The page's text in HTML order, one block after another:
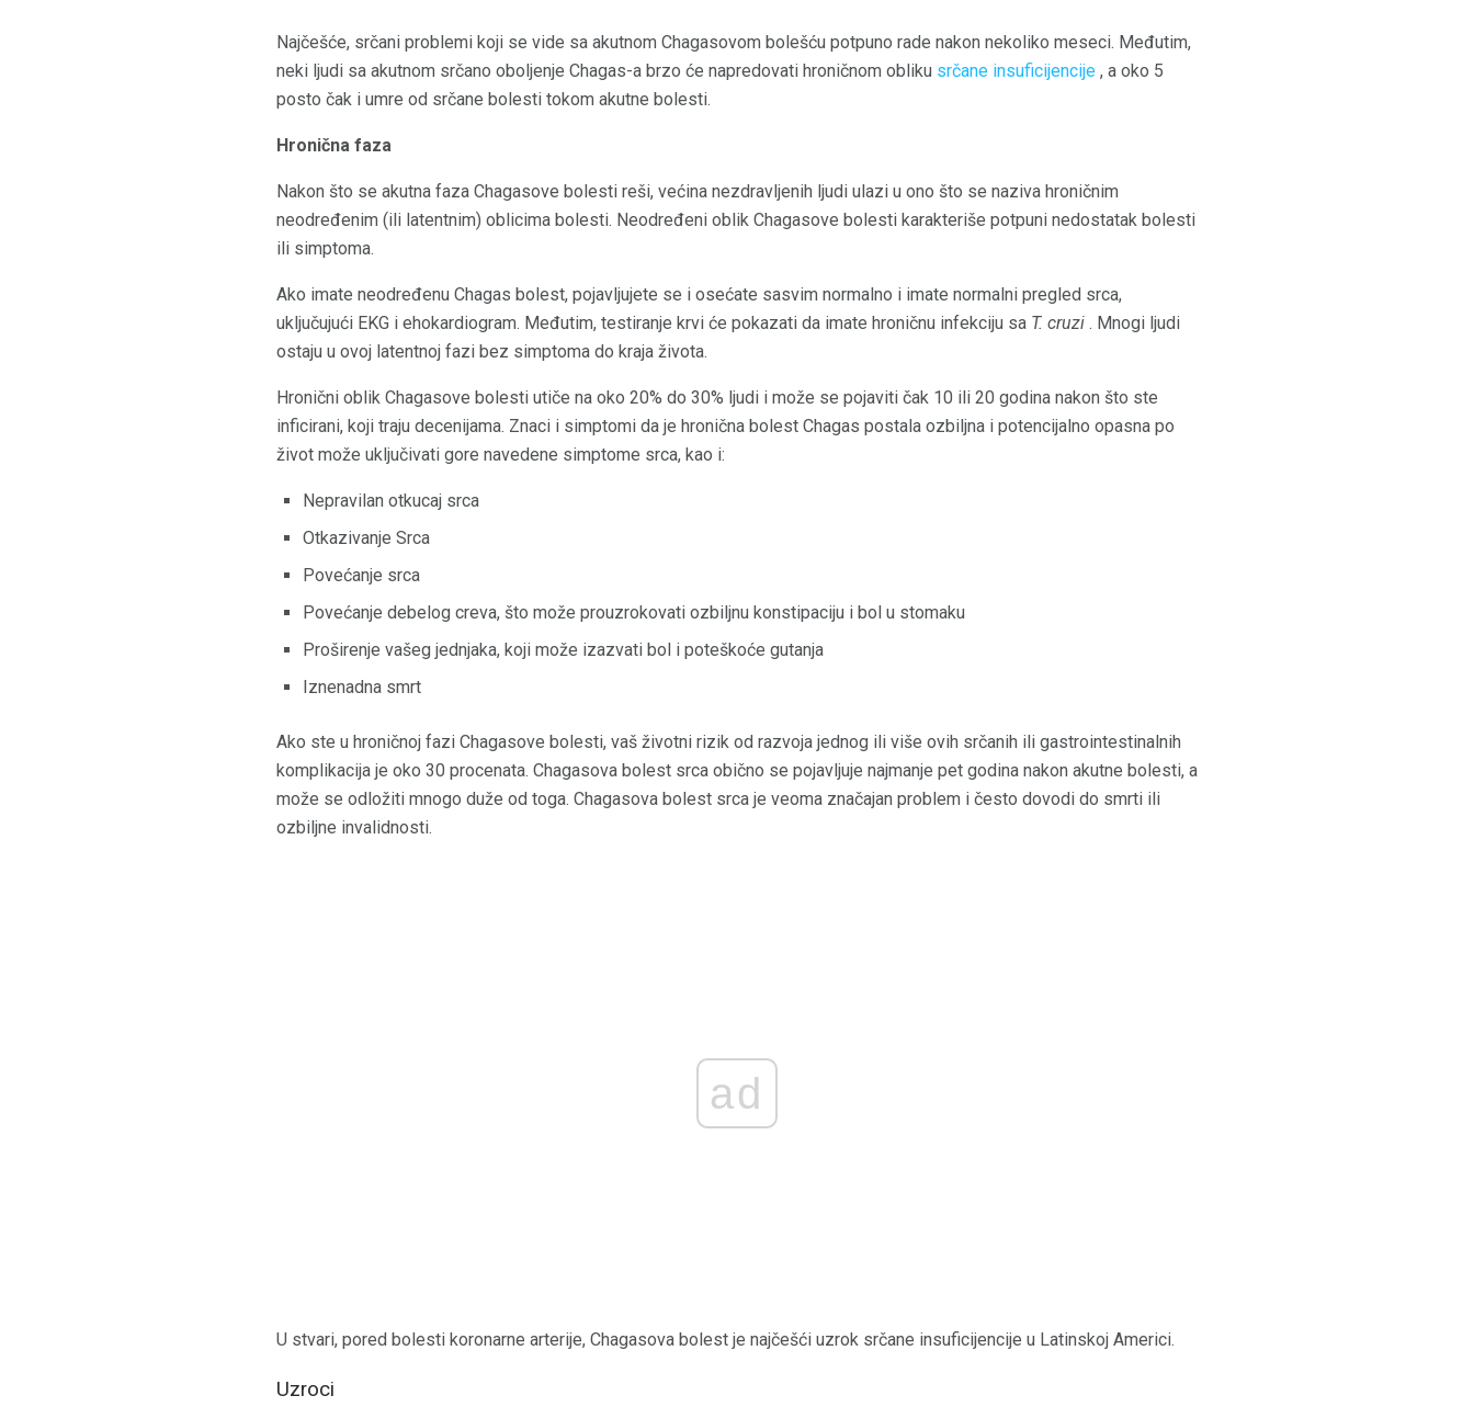
Najčešće, srčani problemi koji se vide sa akutnom Chagasovom bolešću potpuno rade nakon nekoliko meseci. Međutim,
neki ljudi sa akutnom srčano oboljenje Chagas-a brzo će napredovati hroničnom obliku srčane insuficijencije , a oko 5
posto čak i umre od srčane bolesti tokom akutne bolesti.
Hronična faza
Nakon što se akutna faza Chagasove bolesti reši, većina nezdravljenih ljudi ulazi u ono što se naziva hroničnim
neodređenim (ili latentnim) oblicima bolesti. Neodređeni oblik Chagasove bolesti karakteriše potpuni nedostatak bolesti
ili simptoma.
Ako imate neodređenu Chagas bolest, pojavljujete se i osećate sasvim normalno i imate normalni pregled srca,
uključujući EKG i ehokardiogram. Međutim, testiranje krvi će pokazati da imate hroničnu infekciju sa T. cruzi . Mnogi ljudi
ostaju u ovoj latentnoj fazi bez simptoma do kraja života.
Hronični oblik Chagasove bolesti utiče na oko 20% do 30% ljudi i može se pojaviti čak 10 ili 20 godina nakon što ste
inficirani, koji traju decenijama. Znaci i simptomi da je hronična bolest Chagas postala ozbiljna i potencijalno opasna po
život može uključivati ​​gore navedene simptome srca, kao i:
Nepravilan otkucaj srca
Otkazivanje Srca
Povećanje srca
Povećanje debelog creva, što može prouzrokovati ozbiljnu konstipaciju i bol u stomaku
Proširenje vašeg jednjaka, koji može izazvati bol i poteškoće gutanja
Iznenadna smrt
Ako ste u hroničnoj fazi Chagasove bolesti, vaš životni rizik od razvoja jednog ili više ovih srčanih ili gastrointestinalnih
komplikacija je oko 30 procenata. Chagasova bolest srca obično se pojavljuje najmanje pet godina nakon akutne bolesti, a
može se odložiti mnogo duže od toga. Chagasova bolest srca je veoma značajan problem i često dovodi do smrti ili
ozbiljne invalidnosti.
ad
U stvari, pored bolesti koronarne arterije, Chagasova bolest je najčešći uzrok srčane insuficijencije u Latinskoj Americi.
Uzroci